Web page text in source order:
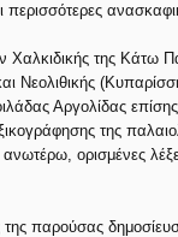
της Κάτω
Νεολιθικής
Αργολίδας
της
ορισμένες
παρούσας